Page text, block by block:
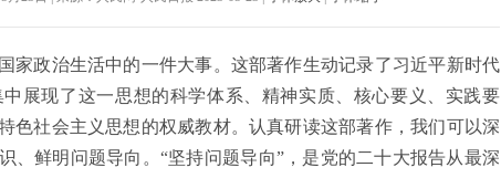
政治生活中的一件大事。这部著作生动记录了习近平新时代
展现了这一思想的科学体系、精神实质、核心要义、实践要
色社会主义思想的权威教材。认真研读这部著作，我们可以深
、鲜明问题导向。“坚持问题导向”，是党的二十大报告从最深